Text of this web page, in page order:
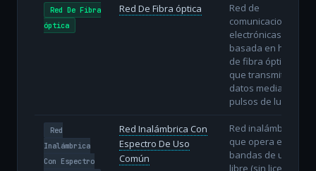
Red De Fibra
óptica
Red De Fibra óptica
Red de
comunicaciones
electrónicas
basada en hilos
de fibra óptica
que transmiten
datos mediante
pulsos de luz.
Red
Inalámbrica
Con Espectro
Red Inalámbrica Con
Espectro De Uso
Común
Red inalámbrica
que opera en
bandas de uso
libre (sin licencia